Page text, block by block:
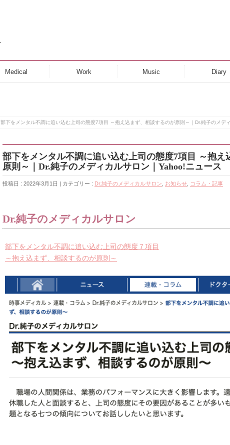
Medical Work Music Diary
部下をメンタル不調に追い込む上司の態度7項目 ～抱え込まず、相談するのが原則～｜Dr.純子のメデ
部下をメンタル不調に追い込む上司の態度7項目 ～抱え
原則～｜Dr.純子のメディカルサロン｜Yahoo!ニュース
投稿日 : 2022年3月1日 | カテゴリー : Dr.純子のメディカルサロン お知らせ コラム・記事
Dr.純子のメディカルサロン
部下をメンタル不調に追い込む上司の態度７項目
～抱え込まず、相談するのが原則～